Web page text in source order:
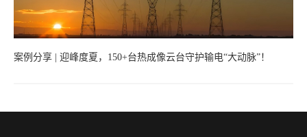
案例分享 | 迎峰度夏，150+台热成像云台守护输电“大动脉”！